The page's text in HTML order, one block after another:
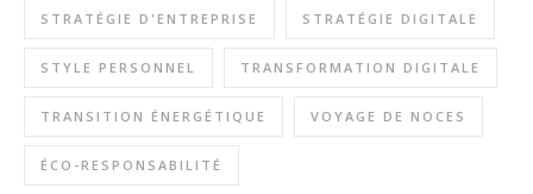
STRATÉGIE D'ENTREPRISE STRATÉGIE DIGITALE
STYLE PERSONNEL TRANSFORMATION DIGITALE
TRANSITION ÉNERGÉTIQUE VOYAGE DE NOCES
ÉCO-RESPONSABILITÉ